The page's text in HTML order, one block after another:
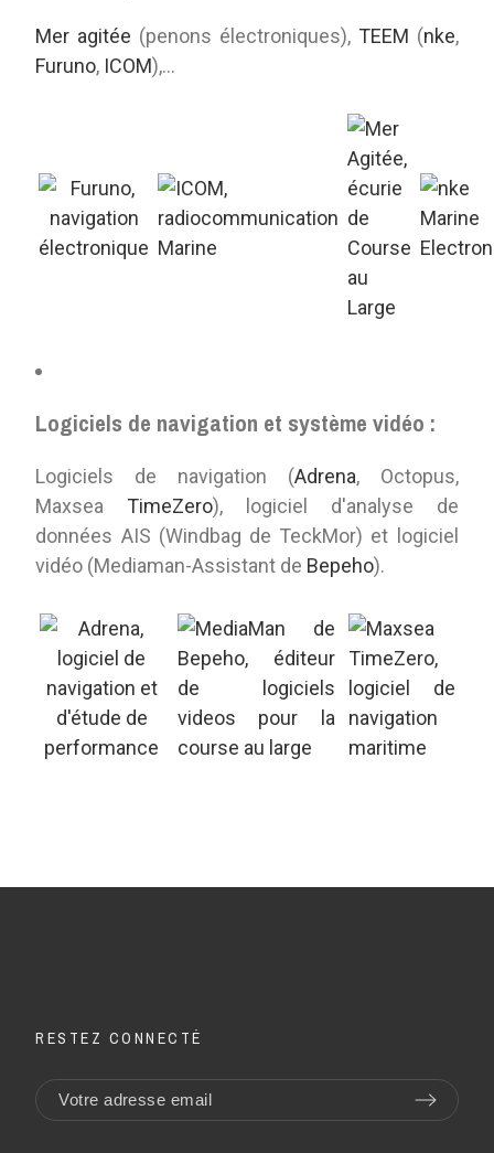
Mer agitée (penons électroniques), TEEM (nke,
Furuno, ICOM),...
Logiciels de navigation et système vidéo :
Logiciels de navigation (Adrena, Octopus,
Maxsea TimeZero), logiciel d'analyse de
données AIS (Windbag de TeckMor) et logiciel
vidéo (Mediaman-Assistant de Bepeho).
RESTEZ CONNECTÉ